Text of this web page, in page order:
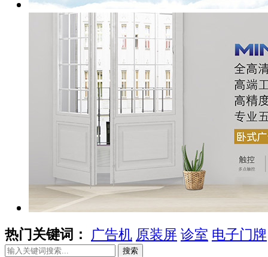
热门关键词： 广告机 原装屏 诊室 电子门牌
搜索